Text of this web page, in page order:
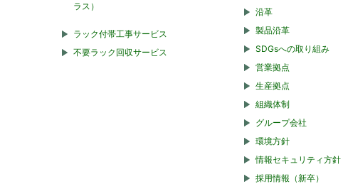
ラス）
ラック付帯工事サービス
不要ラック回収サービス
沿革
製品沿革
SDGsへの取り組み
営業拠点
生産拠点
組織体制
グループ会社
環境方針
情報セキュリティ方針
採用情報（新卒）